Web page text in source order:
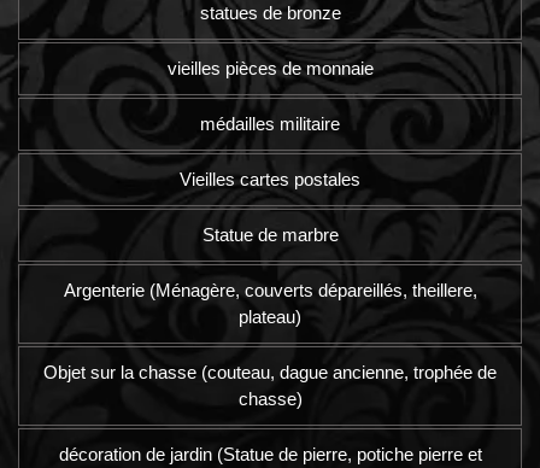
statues de bronze
vieilles pièces de monnaie
médailles militaire
Vieilles cartes postales
Statue de marbre
Argenterie (Ménagère, couverts dépareillés, theillere,
plateau)
Objet sur la chasse (couteau, dague ancienne, trophée de
chasse)
décoration de jardin (Statue de pierre, potiche pierre et